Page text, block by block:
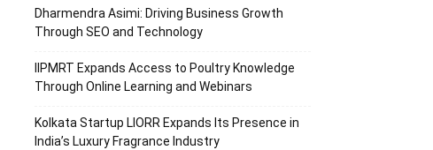
Dharmendra Asimi: Driving Business Growth
Through SEO and Technology
IIPMRT Expands Access to Poultry Knowledge
Through Online Learning and Webinars
Kolkata Startup LIORR Expands Its Presence in
India’s Luxury Fragrance Industry